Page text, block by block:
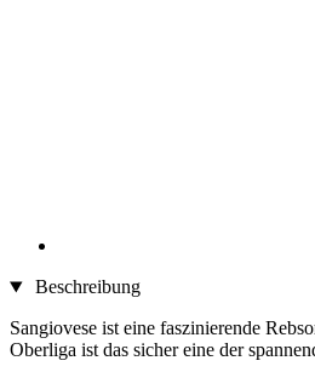
Beschreibung
Sangiovese ist eine faszinierende
Oberliga ist das sicher eine der